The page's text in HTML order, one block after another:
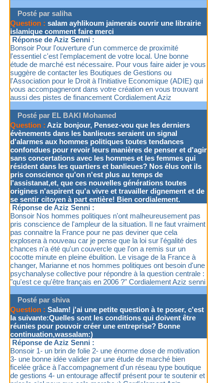
Posté par saliha
Question : salam ayhlikoum jaimerais ouvrir une librairie
islamique comment faire merci
Réponse de Aziz Senni :
Bonsoir Pour l'ouverture d'un commerce de proximité
l'essentiel c'est l'emplacement de votre local. Une bonne
étude de marché est nécessaire. Pour vous faire aider je vous
suggère de contacter les Boutiques de Gestions ou
l'Association pour le Droit à l'Initiative Economique (ADIE) qui
vous accompagneront dans votre création en vous trouvant
aussi des pistes de financement Cordialement Aziz
Posté par EL BAKI Mohamed
Question : Aziz bonjour, Pensez-vou que les derniers
évènements dans les banlieues seraient un signal
d'alarmes aux hommes politiques toutes tendances
confondues pour revoir leurs manières de penser et d'agir
sans concertations avec les hommes et les femmes qui
résident dans les quartiers et banlieues? Nos élus ont ils
pris conscience qu'on n'est plus au temps de
l'assistanat,et, que ces nouvelles générations toutes
origines n'aspirent qu'a vivre et travailler dignement et de
se sentir citoyen à part entière! Bien cordialement.
Réponse de Aziz Senni :
Bonsoir Nos hommes politiques n'ont malheureusement pas
pris conscience de l'ampleur de la situation. Il ne faut vraiment
pas connaitre la France pour ne pas deviner que cela
explosera à nouveau car je pense que la loi sur l'égalité des
chances n'a été qu'un couvercle que l'on a remis sur un
cocotte minute en pleine ébulition. Le visage de la France à
changer, Marianne et nos hommes politiques ont besoin d'une
psychanalyse collective pour répondre à la question centrale :
"qu'est ce qu'être français en 2006 ?" Cordialement Aziz senni
Posté par shiva
Question : Salam! j'ai une petite question à te poser, c'est
la suivante:Quelles sont les conditions qui doivent être
réunies pour pouvoir créer une entreprise? Bonne
continuation,wassalam:)
Réponse de Aziz Senni :
Bonsoir 1- un brin de folie 2- une énorme dose de motivation
3- une bonne idée valider par une étude de marché bien
ficelée grâce à l'accompagnement d'un réseau type boutique
de gestions 4- un entourage affectif présent pour te soutenir et